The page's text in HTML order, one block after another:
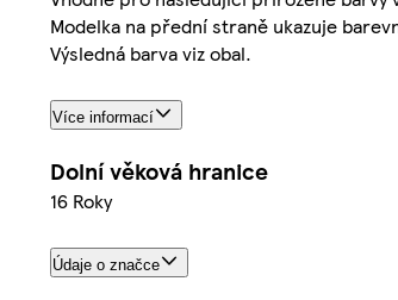
Modelka na přední straně ukazuje
Výsledná barva viz obal.
Více informací
Dolní věková hranice
16 Roky
Údaje o značce